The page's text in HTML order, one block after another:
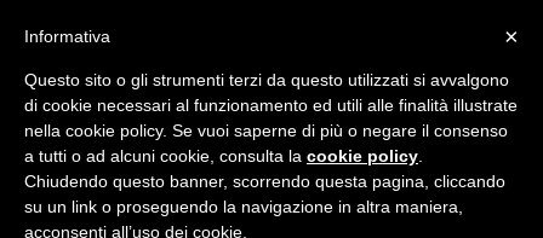
TAG: arte
×
Informativa
Questo sito o gli strumenti terzi da questo utilizzati si avvalgono
di cookie necessari al funzionamento ed utili alle finalità illustrate
nella cookie policy. Se vuoi saperne di più o negare il consenso
a tutti o ad alcuni cookie, consulta la cookie policy
Chiudendo questo banner, scorrendo questa pagina, cliccando
su un link o proseguendo la navigazione in altra maniera,
acconsenti all’uso dei cookie.